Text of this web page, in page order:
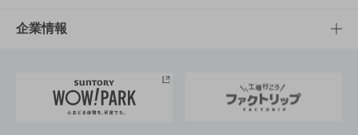
栄養成分一覧
工場見学
地域情報
サントリーホール
サントリーサンバーズ大阪
サステナビリティTOP
サントリーが考えるサステナビリティ経営
企業情報
企業概要